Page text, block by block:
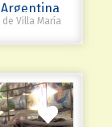
Villa María